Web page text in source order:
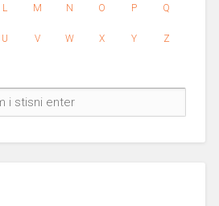
L M N O P Q
U V W X Y Z